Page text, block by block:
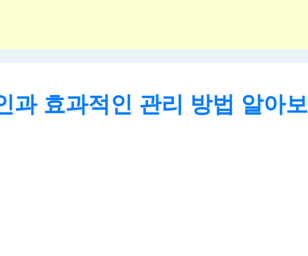
과 효과적인 관리 방법 알아보